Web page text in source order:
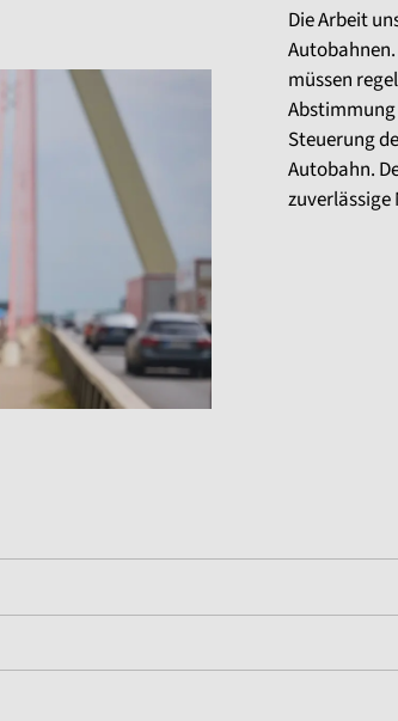
Die Arbeit
müssen
Steuerung
Autobahn.